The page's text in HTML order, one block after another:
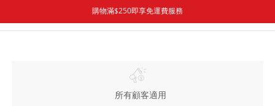
所有顧客適用
購物滿$250即享免運費服務